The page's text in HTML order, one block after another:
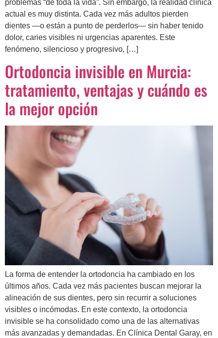
problemas “de toda la vida”. Sin embargo, la realidad clínica
actual es muy distinta. Cada vez más adultos pierden
dientes —o están a punto de perderlos— sin haber tenido
dolor, caries visibles ni urgencias aparentes. Este
fenómeno, silencioso y progresivo, […]
Ortodoncia invisible en Murcia:
tratamiento, ventajas y cuándo es
la mejor opción
La forma de entender la ortodoncia ha cambiado en los
últimos años. Cada vez más pacientes buscan mejorar la
alineación de sus dientes, pero sin recurrir a soluciones
visibles o incómodas. En este contexto, la ortodoncia
invisible se ha consolidado como una de las alternativas
más avanzadas y demandadas. En Clínica Dental Garay, en